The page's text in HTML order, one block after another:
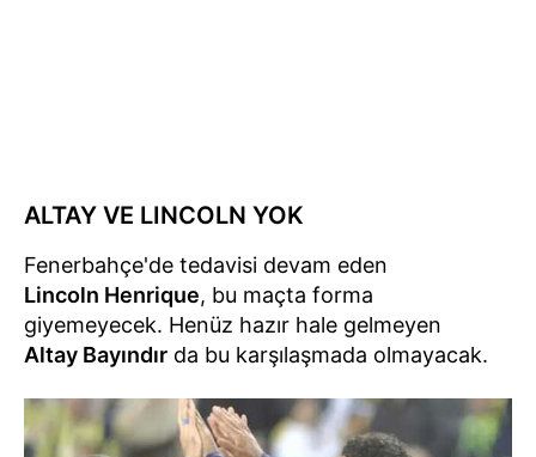
ALTAY VE LINCOLN YOK
Fenerbahçe'de tedavisi devam eden
Lincoln Henrique, bu maçta forma
giyemeyecek. Henüz hazır hale gelmeyen
Altay Bayındır da bu karşılaşmada olmayacak.